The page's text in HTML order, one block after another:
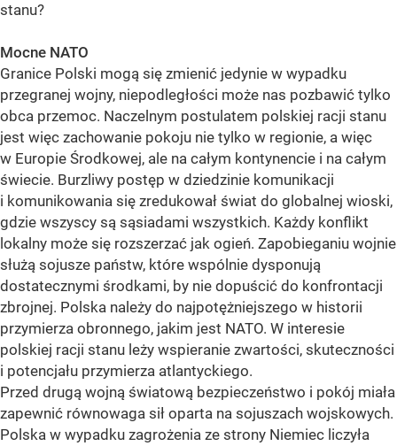
stanu?
Mocne NATO
Granice Polski mogą się zmienić jedynie w wypadku
przegranej wojny, niepodległości może nas pozbawić tylko
obca przemoc. Naczelnym postulatem polskiej racji stanu
jest więc zachowanie pokoju nie tylko w regionie, a więc
w Europie Środkowej, ale na całym kontynencie i na całym
świecie. Burzliwy postęp w dziedzinie komunikacji
i komunikowania się zredukował świat do globalnej wioski,
gdzie wszyscy są sąsiadami wszystkich. Każdy konflikt
lokalny może się rozszerzać jak ogień. Zapobieganiu wojnie
służą sojusze państw, które wspólnie dysponują
dostatecznymi środkami, by nie dopuścić do konfrontacji
zbrojnej. Polska należy do najpotężniejszego w historii
przymierza obronnego, jakim jest NATO. W interesie
polskiej racji stanu leży wspieranie zwartości, skuteczności
i potencjału przymierza atlantyckiego.
Przed drugą wojną światową bezpieczeństwo i pokój miała
zapewnić równowaga sił oparta na sojuszach wojskowych.
Polska w wypadku zagrożenia ze strony Niemiec liczyła